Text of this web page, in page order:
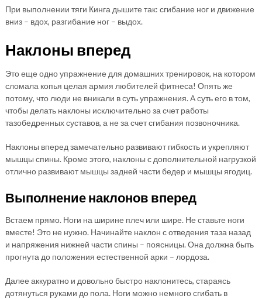
При выполнении тяги Кинга дышите так: сгибание ног и движение
вниз – вдох, разгибание ног – выдох.
Наклоны вперед
Это еще одно упражнение для домашних тренировок, на котором
сломала копья целая армия любителей фитнеса! Опять же
потому, что люди не вникали в суть упражнения. А суть его в том,
чтобы делать наклоны исключительно за счет работы
тазобедренных суставов, а не за счет сгибания позвоночника.
Наклоны вперед замечательно развивают гибкость и укрепляют
мышцы спины. Кроме этого, наклоны с дополнительной нагрузкой
отлично развивают мышцы задней части бедер и мышцы ягодиц.
Выполнение наклонов вперед
Встаем прямо. Ноги на ширине плеч или шире. Не ставьте ноги
вместе! Это не нужно. Начинайте наклон с отведения таза назад
и напряжения нижней части спины – поясницы. Она должна быть
прогнута до положения естественной арки – лордоза.
Далее аккуратно и довольно быстро наклонитесь, стараясь
дотянуться руками до пола. Ноги можно немного сгибать в